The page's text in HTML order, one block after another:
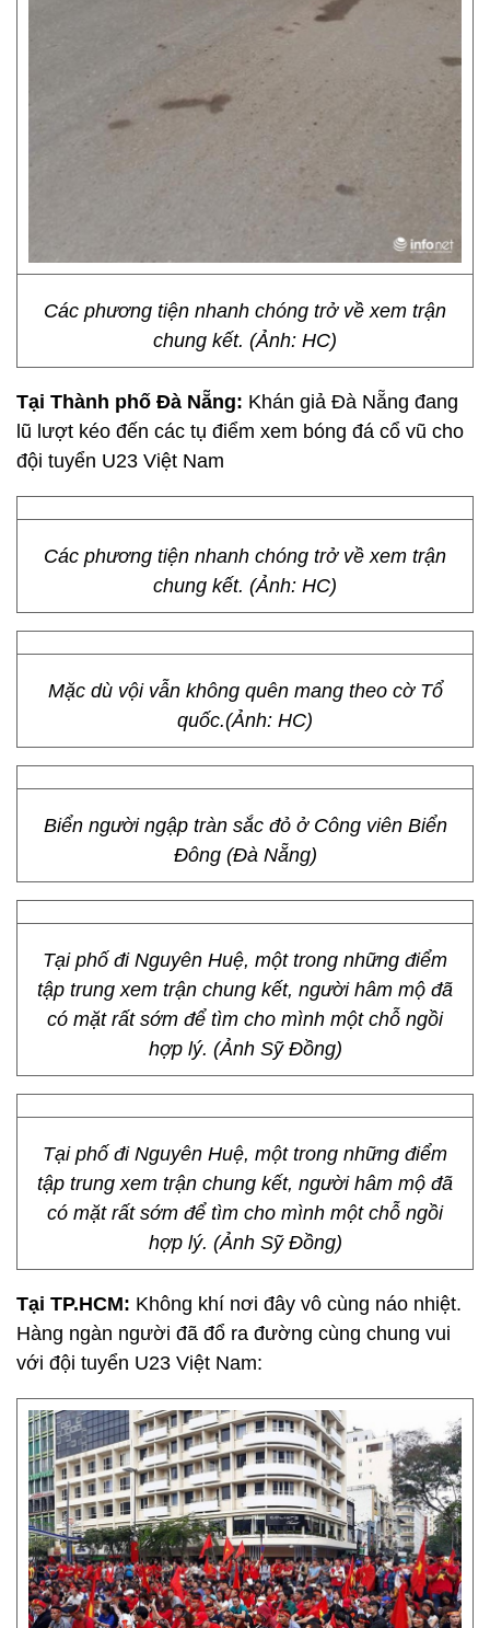
Các phương tiện nhanh chóng trở về xem trận
chung kết. (Ảnh: HC)
Tại Thành phố Đà Nẵng: Khán giả Đà Nẵng đang
lũ lượt kéo đến các tụ điểm xem bóng đá cổ vũ cho
đội tuyển U23 Việt Nam
Các phương tiện nhanh chóng trở về xem trận
chung kết. (Ảnh: HC)
Mặc dù vội vẫn không quên mang theo cờ Tổ
quốc.(Ảnh: HC)
Biển người ngập tràn sắc đỏ ở Công viên Biển
Đông (Đà Nẵng)
Tại phố đi Nguyên Huệ, một trong những điểm
tập trung xem trận chung kết, người hâm mộ đã
có mặt rất sớm để tìm cho mình một chỗ ngồi
hợp lý. (Ảnh Sỹ Đồng)
Tại phố đi Nguyên Huệ, một trong những điểm
tập trung xem trận chung kết, người hâm mộ đã
có mặt rất sớm để tìm cho mình một chỗ ngồi
hợp lý. (Ảnh Sỹ Đồng)
Tại TP.HCM: Không khí nơi đây vô cùng náo nhiệt.
Hàng ngàn người đã đổ ra đường cùng chung vui
với đội tuyển U23 Việt Nam: